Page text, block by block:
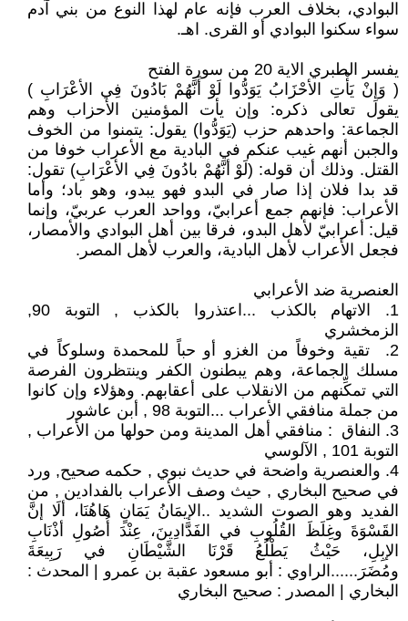
البوادي، بخلاف العرب فإنه عام لهذا النوع من بني آدم
سواء سكنوا البوادي أو القرى. اهـ.
يفسر الطبري الاية 20 من سورة الفتح
( وَإِنْ يَأْتِ الأحْزَابُ يَوَدُّوا لَوْ أَنَّهُمْ بَادُونَ فِي الأعْرَابِ )
يقول تعالى ذكره: وإن يأت المؤمنين الأحزاب وهم
الجماعة: واحدهم حزب (يَوَدُّوا) يقول: يتمنوا من الخوف
والجبن أنهم غيب عنكم في البادية مع الأعراب خوفا من
القتل. وذلك أن قوله: (لَوْ أنَّهُمْ بادُونَ فِي الأعْرَابِ) تقول:
قد بدا فلان إذا صار في البدو فهو يبدو، وهو باد؛ وأما
الأعراب: فإنهم جمع أعرابيّ، وواحد العرب عربيّ، وإنما
قيل: أعرابيّ لأهل البدو، فرقا بين أهل البوادي والأمصار،
فجعل الأعراب لأهل البادية، والعرب لأهل المصر.
العنصرية ضد الأعرابي
1. الاتهام بالكذب ...اعتذروا بالكذب , التوبة 90,
الزمخشري
2. تقية وخوفاً من الغزو أو حباً للمحمدة وسلوكاً في
مسلك الجماعة، وهم يبطنون الكفر وينتظرون الفرصة
التي تمكِّنهم من الانقلاب على أعقابهم. وهؤلاء وإن كانوا
من جملة منافقي الأعراب ...التوبة 98 , أبن عاشور
3. النفاق : منافقي أهل المدينة ومن حولها من الأعراب ,
التوبة 101 , الآلوسي
4. والعنصرية واضحة في حديث نبوي , حكمه صحيح, ورد
في صحيح البخاري , حيث وصف الأعراب بالفدادين , من
الفديد وهو الصوت الشديد ..الإيمَانُ يَمَانٍ هَاهُنَا، ألَا إنَّ
القَسْوَةَ وغِلَظَ القُلُوبِ في الفَدَّادِينَ، عِنْدَ أُصُولِ أذْنَابِ
الإبِلِ، حَيْثُ يَطْلُعُ قَرْنَا الشَّيْطَانِ في رَبِيعَةَ
ومُضَرَ......الراوي : أبو مسعود عقبة بن عمرو | المحدث :
البخاري | المصدر : صحيح البخاري